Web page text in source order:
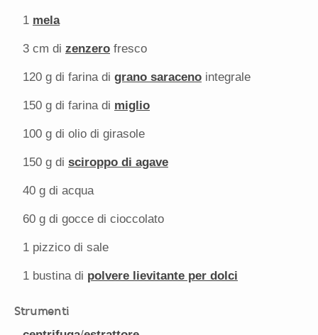
1 mela
3 cm di zenzero fresco
120 g di farina di grano saraceno integrale
150 g di farina di miglio
100 g di olio di girasole
150 g di sciroppo di agave
40 g di acqua
60 g di gocce di cioccolato
1 pizzico di sale
1 bustina di polvere lievitante per dolci
Strumenti